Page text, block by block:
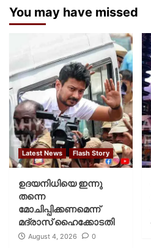
You may have missed
Latest News Flash Story
ഉദയനിധിയെ ഇന്നു
തന്നെ
മോചിപ്പിക്കണമെന്ന്
മദ്രാസ് ഹൈക്കോടതി
August 4, 2026 0